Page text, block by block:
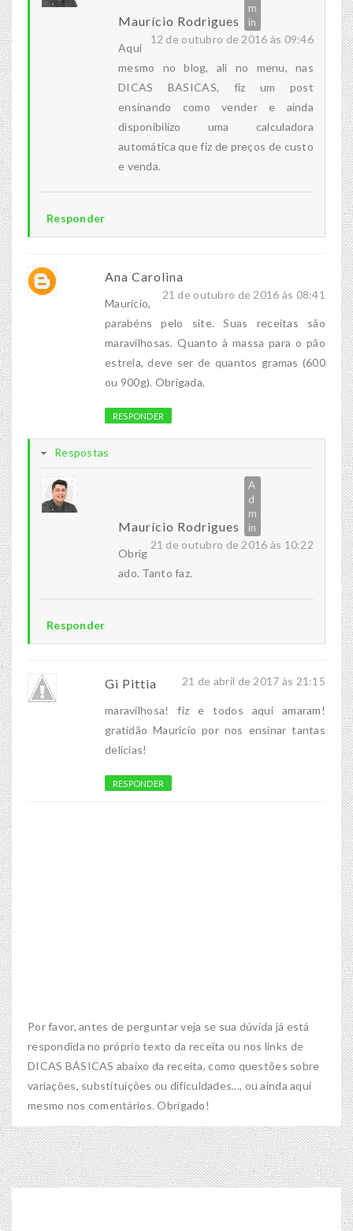
Maurício Rodrigues
12 de outubro de 2016 às 09:46
Aqui
mesmo no blog, ali no menu, nas
DICAS BASICAS, fiz um post
ensinando como vender e ainda
disponibilizo uma calculadora
automática que fiz de preços de custo
e venda.
Responder
Ana Carolina
21 de outubro de 2016 às 08:41
Maurício,
parabéns pelo site. Suas receitas são
maravilhosas. Quanto à massa para o pão
estrela, deve ser de quantos gramas (600
ou 900g). Obrigada.
RESPONDER
Respostas
Maurício Rodrigues
21 de outubro de 2016 às 10:22
Obrig
ado. Tanto faz.
Responder
Gi Pittia 21 de abril de 2017 às 21:15
maravilhosa! fiz e todos aqui amaram!
gratidão Mauricio por nos ensinar tantas
delícias!
RESPONDER
Por favor, antes de perguntar veja se sua dúvida já está
respondida no próprio texto da receita ou nos links de
DICAS BÁSICAS abaixo da receita, como questões sobre
variações, substituições ou dificuldades..., ou ainda aqui
mesmo nos comentários. Obrigado!